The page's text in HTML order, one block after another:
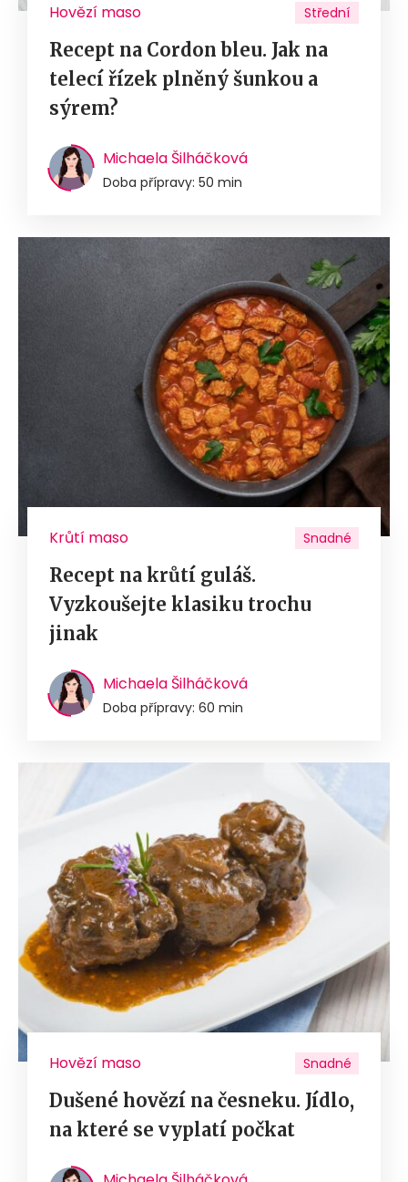
Hovězí maso Střední
Recept na Cordon bleu. Jak na
telecí řízek plněný šunkou a
sýrem?
Michaela Šilháčková
Doba přípravy: 50 min
Krůtí maso Snadné
Recept na krůtí guláš.
Vyzkoušejte klasiku trochu
jinak
Michaela Šilháčková
Doba přípravy: 60 min
Hovězí maso Snadné
Dušené hovězí na česneku. Jídlo,
na které se vyplatí počkat